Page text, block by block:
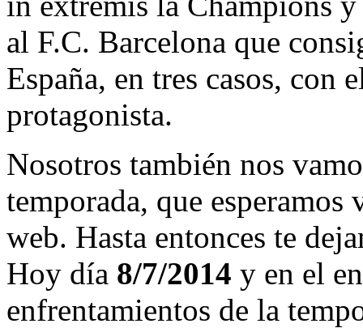
al F.C. Barcelona que
España, en tres casos,
protagonista.
Nosotros también nos
temporada, que esperamos
web. Hasta entonces te
Hoy día 8/7/2014 y en el
enfrentamientos de la